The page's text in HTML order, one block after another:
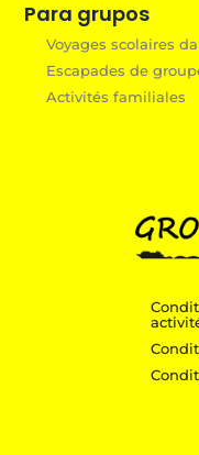
Para grupos
Voyages scolaires
Escapades de
Activités familiales